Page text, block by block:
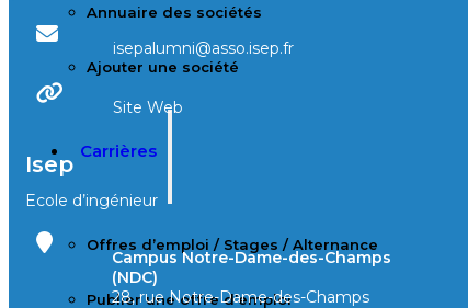
Annuaire des sociétés
Ajouter une société
Carrières
Offres d’emploi / Stages / Alternance
Publier une offre d’emploi
isepalumni@asso.isep.fr
Site Web
Isep
Ecole d’ingénieur
Campus Notre-Dame-des-Champs
(NDC)
28, rue Notre-Dame-des-Champs